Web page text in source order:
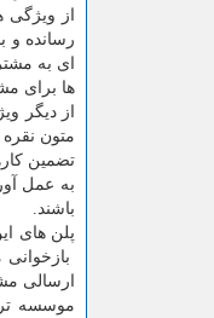
از ویژگی
رسانده و
ای به
ها برای
به عمل
باشند.
پلن های
ارسالی
موسسه